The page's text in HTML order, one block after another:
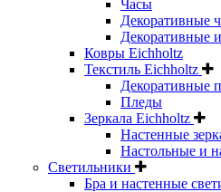
Часы
Декоративные
Декоративные
Ковры Eichholtz
Текстиль Eichholtz
Декоративные
Пледы
Зеркала Eichholtz
Настенные
Настольные и
Светильники
Бра и настенные